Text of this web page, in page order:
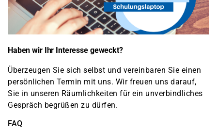
Haben wir Ihr Interesse geweckt?
Überzeugen Sie sich selbst und vereinbaren Sie einen
persönlichen Termin mit uns. Wir freuen uns darauf,
Sie in unseren Räumlichkeiten für ein unverbindliches
Gespräch begrüßen zu dürfen.
FAQ